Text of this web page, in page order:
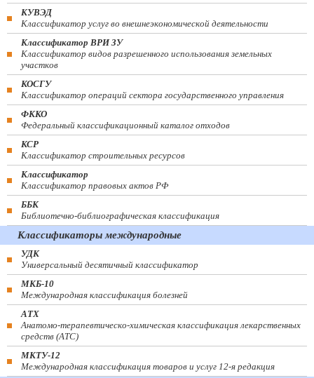
КУВЭД
Классификатор услуг во внешнеэкономической деятельности
Классификатор ВРИ ЗУ
Классификатор видов разрешенного использования земельных
участков
КОСГУ
Классификатор операций сектора государственного управления
ФККО
Федеральный классификационный каталог отходов
КСР
Классификатор строительных ресурсов
Классификатор
Классификатор правовых актов РФ
ББК
Библиотечно-библиографическая классификация
Классификаторы международные
УДК
Универсальный десятичный классификатор
МКБ-10
Международная классификация болезней
АТХ
Анатомо-терапевтическо-химическая классификация лекарственных
средств (ATC)
МКТУ-12
Международная классификация товаров и услуг 12-я редакция